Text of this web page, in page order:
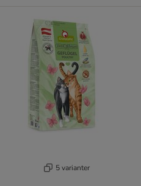
5 varianter